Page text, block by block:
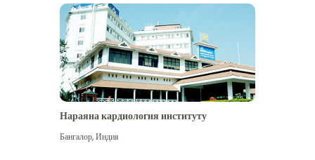
Нараяна кардиология институту
Бангалор,Индия